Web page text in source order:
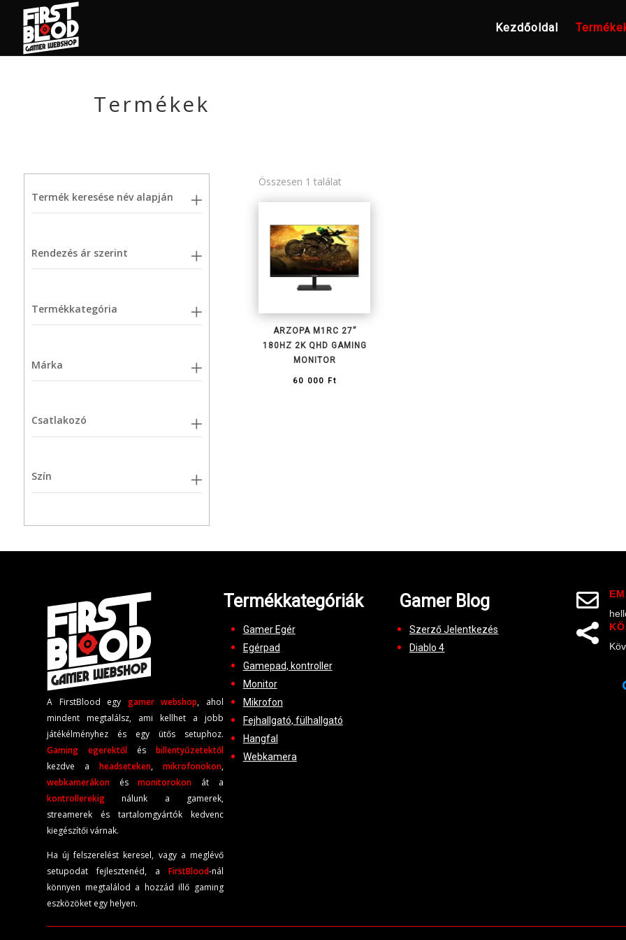
Kezdőoldal
Termékek
Termék keresése név alapján
Rendezés ár szerint
Termékkategória
Márka
Csatlakozó
Szín
Összesen 1 találat
ARZOPA M1RC 27”
180HZ 2K QHD GAMING
MONITOR
60 000 Ft
A FirstBlood egy gamer webshop, ahol
mindent megtalálsz, ami kellhet a jobb
játékélményhez és egy ütős setuphoz.
Gaming egerektől és billentyűzetektől
kezdve a headseteken, mikrofonokon,
webkamerákon ésmonitorokon át a
kontrollerekig nálunk a gamerek,
streamerek és tartalomgyártók kedvenc
kiegészítői várnak.
Ha új felszerelést keresel, vagy a meglévő
setupodat fejlesztenéd, a FirstBlood-nál
könnyen megtalálod a hozzád illő gaming
eszközöket egy helyen.
Termékkategóriák
Gamer Egér
Egérpad
Gamepad, kontroller
Monitor
Mikrofon
Fejhallgató, fülhallgató
Hangfal
Webkamera
Gamer Blog
Szerző Jelentkezés
Diablo 4

